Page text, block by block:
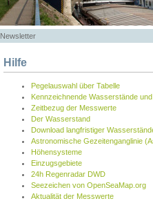
Newsletter
Hilfe
Pegelauswahl über Tabelle
Kennzeichnende Wasserstände
Zeitbezug der Messwerte
Der Wasserstand
Download langfristiger
Astronomische Gezeitenganglinie
Höhensysteme
Einzugsgebiete
24h Regenradar DWD
Seezeichen von OpenSeaMap.org
Aktualität der Messwerte